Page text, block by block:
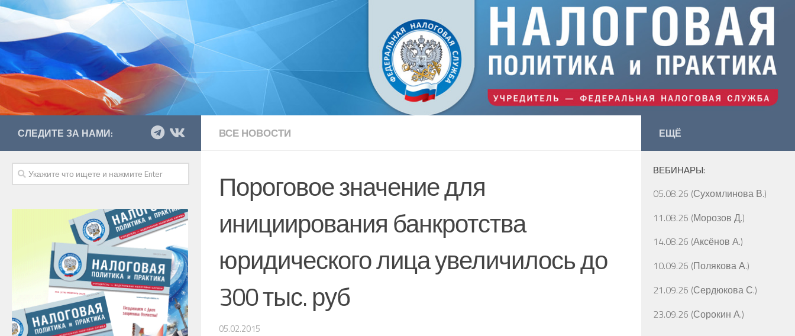
ВСЕ НОВОСТИ
Пороговое значение для
инициирования банкротства
юридического лица увеличилось до
300 тыс. руб
05.02.2015
СЛЕДИТЕ ЗА НАМИ: ЕЩЁ
ВЕБИНАРЫ:
05.08.26 (Сухомлинова В.)
11.08.26 (Морозов Д.)
14.08.26 (Аксёнов А.)
10.09.26 (Полякова А.)
21.09.26 (Сердюкова С.)
23.09.26 (Сорокин А.)